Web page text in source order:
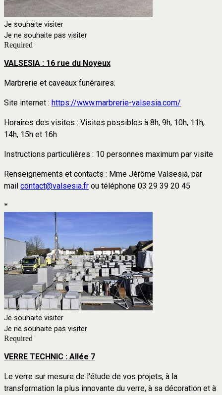
Je souhaite visiter
Je ne souhaite pas visiter
Required
VALSESIA : 16 rue du Noyeux
Marbrerie et caveaux funéraires.
Site internet : https://www.marbrerie-valsesia.com/
Horaires des visites : Visites possibles à 8h, 9h, 10h, 11h,
14h, 15h et 16h
Instructions particulières : 10 personnes maximum par visite
Renseignements et contacts : Mme Jérôme Valsesia, par
mail contact@valsesia.fr ou téléphone 03 29 39 20 45
*
Je souhaite visiter
Je ne souhaite pas visiter
Required
VERRE TECHNIC : Allée 7
Le verre sur mesure de l'étude de vos projets, à la
transformation la plus innovante du verre, à sa décoration et à